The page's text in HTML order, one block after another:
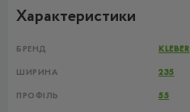
Характеристики
БРЕНД KLEBER
ШИРИНА 235
ПРОФІЛЬ 55